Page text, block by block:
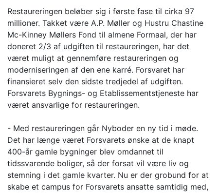
Restaureringen beløber sig i første fase til cirka 97
millioner. Takket være A.P. Møller og Hustru Chastine
Mc-Kinney Møllers Fond til almene Formaal, der har
doneret 2/3 af udgiften til restaureringen, har det
været muligt at gennemføre restaureringen og
moderniseringen af den ene karré. Forsvaret har
finansieret selv den sidste tredjedel af udgiften.
Forsvarets Bygnings- og Etablissementstjeneste har
været ansvarlige for restaureringen.
- Med restaureringen går Nyboder en ny tid i møde.
Det har længe været Forsvarets ønske at de knapt
400-år gamle bygninger blev omdannet til
tidssvarende boliger, så der forsat vil være liv og
stemning i det gamle kvarter. Nu er der grobund for at
skabe et campus for Forsvarets ansatte samtidig med,